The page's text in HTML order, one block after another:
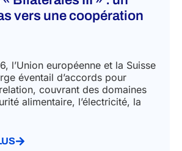
vers une coopération
l’Union européenne et la Suisse
éventail d’accords pour
couvrant des domaines
alimentaire, l’électricité, la